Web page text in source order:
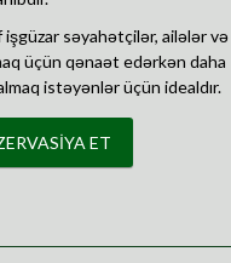
işgüzar səyahətçilər, ailələr və
üçün qənaət edərkən daha
istəyənlər üçün idealdır.
ET